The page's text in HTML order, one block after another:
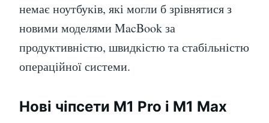
немає ноутбуків, які могли б зрівнятися з
новими моделями MacBook за
продуктивністю, швидкістю та стабільністю
операційної системи.
Нові чіпсети M1 Pro і M1 Max